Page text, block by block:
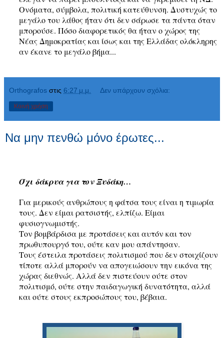
Ονόματα, σύμβολα, πολιτική κατεύθυνση. Δυστυχώς το
μεγάλο του λάθος ήταν ότι δεν σάρωσε τα πάντα όταν
μπορούσε. Πόσο διαφορετικός θα ήταν ο χώρος της
Νέας Δημοκρατίας και ίσως και της Ελλάδας ολόκληρης
αν έκανε το μεγάλο βήμα...
Orthografos στις 6:27 μ.μ. Δεν υπάρχουν σχόλια:
Κοινή χρήση
Να μην πενθώ μόνο έρωτες...
Όχι δάκρυα για τον Ξυδάκη…
Για μερικούς ανθρώπους η φάτσα τους είναι η τιμωρία
τους. Δεν είμαι ρατσιστής, ελπίζω. Είμαι
φυσιογνωμιστής.
Τον βομβάρδισα με προτάσεις και αυτόν και τον
πρωθυπουργό του, ούτε καν μου απάντησαν.
Τους έστειλα προτάσεις πολιτισμού που δεν στοιχίζουν
τίποτε αλλά μπορούν να απογειώσουν την εικόνα της
χώρας διεθνώς. Αλλά δεν πιστεύουν ούτε στον
πολιτισμό, ούτε στην παιδαγωγική δυνατότητα, αλλά
και ούτε στους εκπροσώπους του, βέβαια.